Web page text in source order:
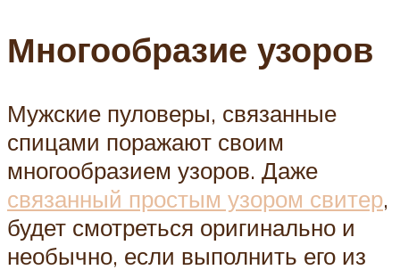
Многообразие узоров
Мужские пуловеры, связанные
спицами поражают своим
многообразием узоров. Даже
связанный простым узором свитер,
будет смотреться оригинально и
необычно, если выполнить его из